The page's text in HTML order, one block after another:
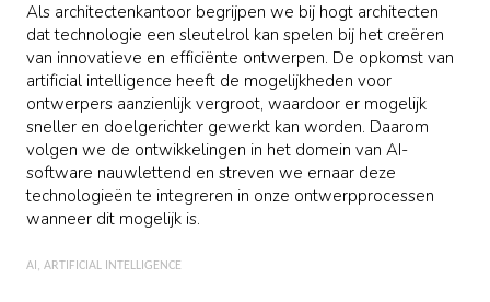
Als architectenkantoor begrijpen we bij hogt architecten
dat technologie een sleutelrol kan spelen bij het creëren
van innovatieve en efficiënte ontwerpen. De opkomst van
artificial intelligence heeft de mogelijkheden voor
ontwerpers aanzienlijk vergroot, waardoor er mogelijk
sneller en doelgerichter gewerkt kan worden. Daarom
volgen we de ontwikkelingen in het domein van AI-
software nauwlettend en streven we ernaar deze
technologieën te integreren in onze ontwerpprocessen
wanneer dit mogelijk is.
AI ARTIFICIAL INTELLIGENCE